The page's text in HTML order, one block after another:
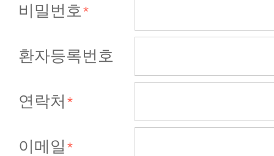
비밀번호
환자등록번호
연락처
이메일